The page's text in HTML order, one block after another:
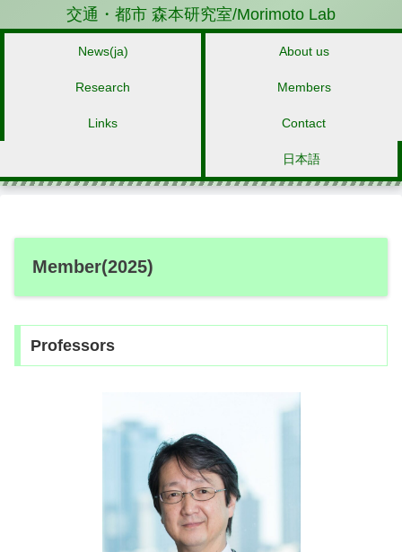
交通・都市 森本研究室/Morimoto Lab
News(ja) About us
Research Members
Links Contact
日本語
Member(2025)
Professors